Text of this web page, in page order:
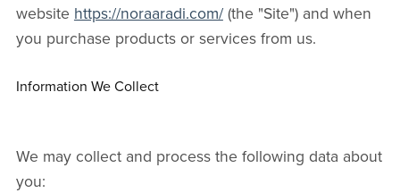
website https://noraaradi.com/(the "Site") and when
you purchase products or services from us.
Information We Collect
We may collect and process the following data about
you: